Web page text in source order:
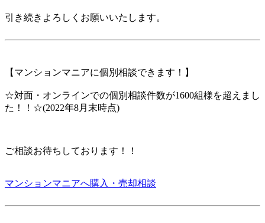
引き続きよろしくお願いいたします。
【マンションマニアに個別相談できます！】
☆対面・オンラインでの個別相談件数が1600組様を超えまし
た！！☆(2022年8月末時点)
ご相談お待ちしております！！
マンションマニアへ購入・売却相談